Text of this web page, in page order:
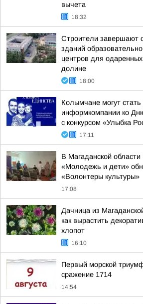
вычета
18:32
Строители завершают
зданий
центров для
долине
18:00
Колымчане могут
информкомпании ко
с конкурсом «Улыбка
17:11
В Магаданской области
«Молодежь и дети»
«Волонтеры культуры»
17:08
Дачница из
как вырастить
хлопот
16:10
Первый морской
сражение 1714
14:54